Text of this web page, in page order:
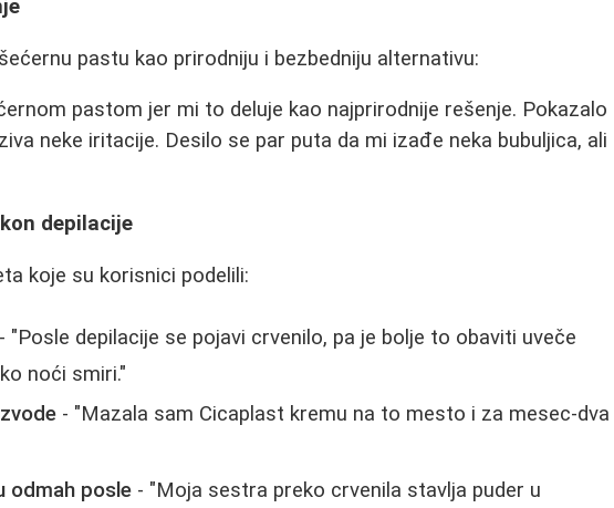
pastu kao prirodniju i bezbedniju alternativu:
pastom jer mi to deluje kao najprirodnije rešenje. Pokazalo
neke iritacije. Desilo se par puta da mi izađe neka bubuljica, ali
depilacije
koje su korisnici podelili:
- "Posle depilacije se pojavi crvenilo, pa je bolje to obaviti uveče
noći smiri."
- "Mazala sam Cicaplast kremu na to mesto i za mesec-dva
odmah posle - "Moja sestra preko crvenila stavlja puder u